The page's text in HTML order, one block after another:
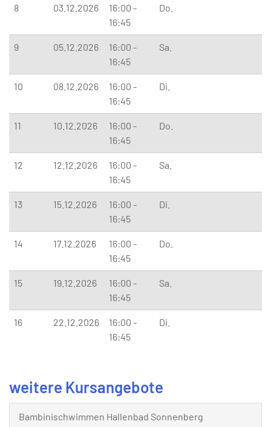
8 03.12.2026
16:00 -
16:45
Do.
9 05.12.2026
16:00 -
16:45
Sa.
10 08.12.2026
16:00 -
16:45
Di.
11 10.12.2026
16:00 -
16:45
Do.
12 12.12.2026
16:00 -
16:45
Sa.
13 15.12.2026
16:00 -
16:45
Di.
14 17.12.2026
16:00 -
16:45
Do.
15 19.12.2026
16:00 -
16:45
Sa.
16 22.12.2026
16:00 -
16:45
Di.
weitere Kursangebote
Bambinischwimmen Hallenbad Sonnenberg